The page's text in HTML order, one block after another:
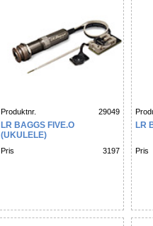
Produktnr. 29049
LR BAGGS FIVE.O
(UKULELE)
Pris 3197
LR
Pris